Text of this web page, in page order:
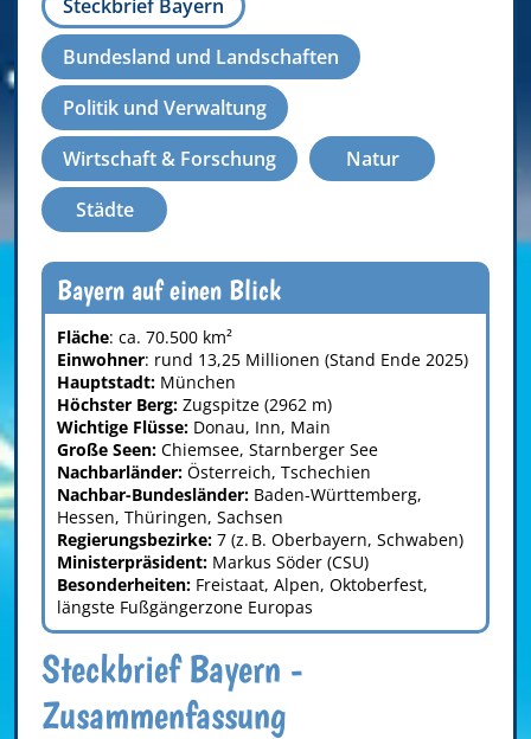
Steckbrief Bayern
Bundesland und Landschaften
Politik und Verwaltung
Wirtschaft & Forschung
Natur
Städte
Bayern auf einen Blick
Fläche: ca. 70.500 km²
Einwohner: rund 13,25 Millionen (Stand Ende 2025)
Hauptstadt: München
Höchster Berg: Zugspitze (2962 m)
Wichtige Flüsse: Donau, Inn, Main
Große Seen: Chiemsee, Starnberger See
Nachbarländer: Österreich, Tschechien
Nachbar-Bundesländer: Baden-Württemberg,
Hessen, Thüringen, Sachsen
Regierungsbezirke: 7 (z. B. Oberbayern, Schwaben)
Ministerpräsident: Markus Söder (CSU)
Besonderheiten: Freistaat, Alpen, Oktoberfest,
längste Fußgängerzone Europas
Steckbrief Bayern -
Zusammenfassung